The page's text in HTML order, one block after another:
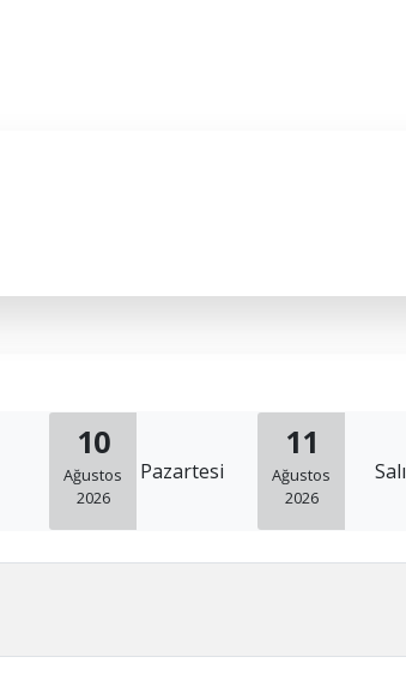
10
Ağustos
2026
Pazartesi
11
Ağustos
2026
Salı